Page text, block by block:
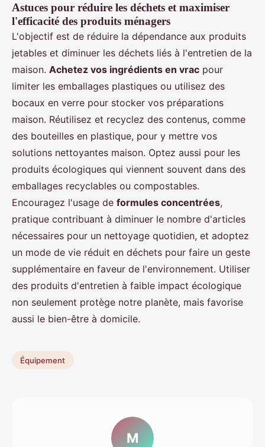
Astuces pour réduire les déchets et maximiser
l'efficacité des produits ménagers
L'objectif est de réduire la dépendance aux produits
jetables et diminuer les déchets liés à l'entretien de la
maison. Achetez vos ingrédients en vrac pour
limiter les emballages plastiques ou utilisez des
bocaux en verre pour stocker vos préparations
maison. Réutilisez et recyclez des contenus, comme
des bouteilles en plastique, pour y mettre vos
solutions nettoyantes maison. Optez aussi pour les
produits écologiques qui viennent souvent dans des
emballages recyclables ou compostables.
Encouragez l'usage de formules concentrées,
pratique contribuant à diminuer le nombre d'articles
nécessaires pour un nettoyage quotidien, et adoptez
un mode de vie réduit en déchets pour faire un geste
supplémentaire en faveur de l'environnement. Utiliser
des produits d'entretien à faible impact écologique
non seulement protège notre planète, mais favorise
aussi le bien-être à domicile.
Équipement
M